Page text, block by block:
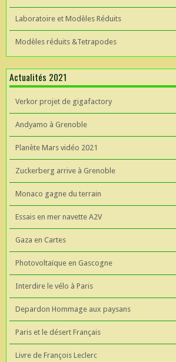
Laboratoire et Modèles Réduits
Modèles réduits &Tetrapodes
Actualités 2021
Verkor projet de gigafactory
Andyamo à Grenoble
Planète Mars vidéo 2021
Zuckerberg arrive à Grenoble
Monaco gagne du terrain
Essais en mer navette A2V
Gaza en Cartes
Photovoltaïque en Gascogne
Interdire le vélo à Paris
Depardon Hommage aux paysans
Paris et le désert Français
Livre de François Leclerc